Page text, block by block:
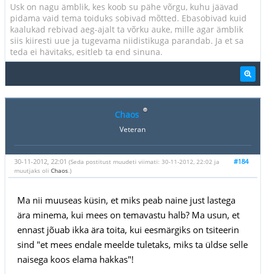
Usk on nagu ämblik, kes koob su pähe võrgu, kuhu jäävad
pidama vaid tema toiduks sobivad mõtted. Ebasobivad kuid
kaalukad rebivad aeg-ajalt ta võrku auke, mille agar ämblik
siis kiiresti uue ja tugevama niidistikuga parandab. Ja et sa
teda ei hävitaks, esitleb ta end sinuna.
Chaos
Veteran
#184
30-11-2012, 22:01 (Seda postitust muudeti viimati: 30-11-2012, 22:02 ja
muutjaks oli Chaos.)
Ma nii muuseas küsin, et miks peab naine just lastega
ära minema, kui mees on temavastu halb? Ma usun, et
ennast jõuab ikka ära toita, kui eesmärgiks on tsiteerin
sind "et mees endale meelde tuletaks, miks ta üldse selle
naisega koos elama hakkas"!